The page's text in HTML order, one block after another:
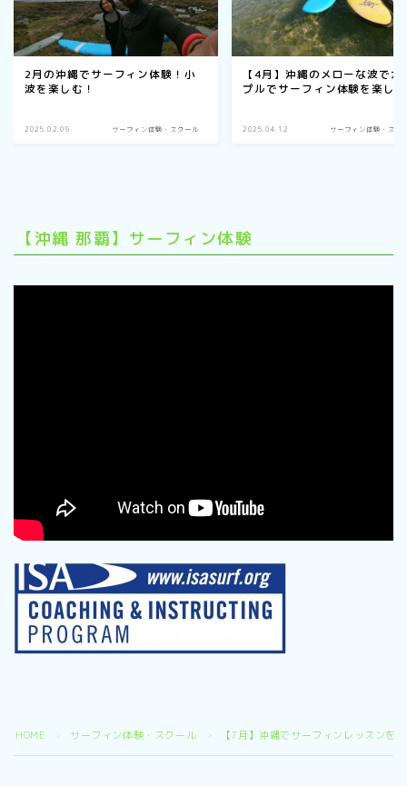
2月の沖縄でサーフィン体験！小
波を楽しむ！
2025.02.09 サーフィン体験・スクール
【4月】沖縄のメローな波でカ
プルでサーフィン体験を楽し
2025.04.12 サーフィン体験・スク
【沖縄 那覇】サーフィン体験
HOME ＞ サーフィン体験・スクール ＞ 【7月】沖縄でサーフィンレッスンを